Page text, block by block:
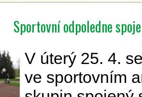
Sportovní odpoledne
V úterý 25. 4.
ve sportovním